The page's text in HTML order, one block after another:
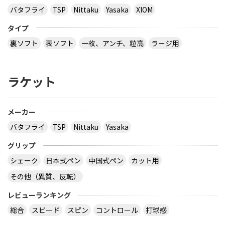
バタフライ
TSP Nittaku Yasaka
XIOM
タイプ
裏ソフト
表ソフト 一枚、アンチ、粒高 ラージ用
ラケット
メーカー
バタフライ
TSP Nittaku
Yasaka
グリップ
シェーク
日本式ペン 中国式ペン
カット用
その他（異質、反転）
レビューランキング
総合
スピード スピン コントロール 打球感